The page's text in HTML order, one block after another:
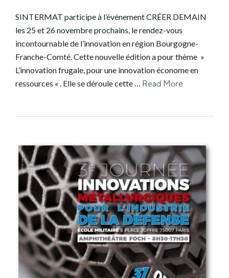
SINTERMAT participe à l’événement CRÉER DEMAIN
les 25 et 26 novembre prochains, le rendez-vous
incontournable de l’innovation en région Bourgogne-
Franche-Comté. Cette nouvelle édition a pour thème »
L’innovation frugale, pour une innovation économe en
ressources « . Elle se déroule cette … Read More